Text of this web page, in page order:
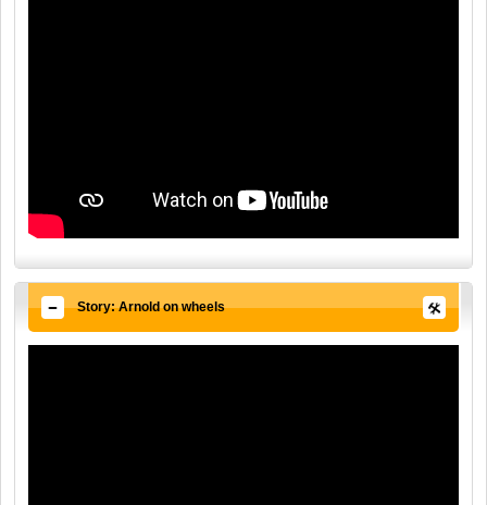
Story: Arnold on wheels